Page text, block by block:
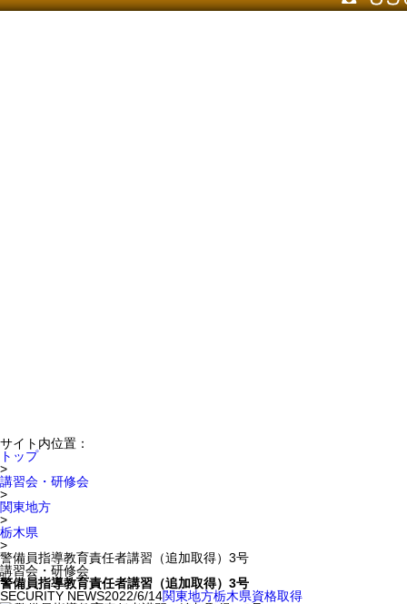
サイト内位置：
トップ
>
講習会・研修会
>
関東地方
>
栃木県
>
警備員指導教育責任者講習（追加取得）3号
講習会・研修会
警備員指導教育責任者講習（追加取得）3号
SECURITY NEWS2022/6/14関東地方栃木県資格取得